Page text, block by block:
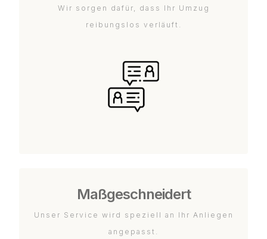
Wir sorgen dafür, dass Ihr Umzug
reibungslos verläuft.
Maßgeschneidert
Unser Service wird speziell an Ihr Anliegen
angepasst.